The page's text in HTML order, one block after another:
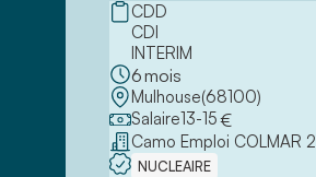
CDD
CDI
INTERIM
6mois
Mulhouse(68100)
Salaire13-15€
Camo Emploi COLMAR 2
NUCLEAIRE